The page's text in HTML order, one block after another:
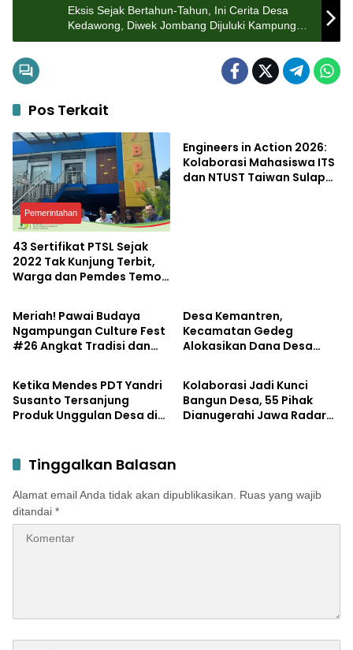
Eksis Sejak Bertahun-Tahun, Ini Cerita Desa
Kedawong, Diwek Jombang Dijuluki Kampung
Sentra Tape Ketan
Pos Terkait
Pemerintahan
43 Sertifikat PTSL Sejak
2022 Tak Kunjung Terbit,
Warga dan Pemdes Temon
Engineers in Action 2026:
Kolaborasi Mahasiswa ITS
dan NTUST Taiwan Sulap
Potensi
Meriah! Pawai Budaya
Ngampungan Culture Fest
#26 Angkat Tradisi dan
Desa Kemantren,
Kecamatan Gedeg
Alokasikan Dana Desa
Lifestyle
Ketika Mendes PDT Yandri
Susanto Tersanjung
Produk Unggulan Desa di
Kemendes
Pemerintahan
Kolaborasi Jadi Kunci
Bangun Desa, 55 Pihak
Dianugerahi Jawa Radar
Tinggalkan Balasan
Alamat email Anda tidak akan dipublikasikan.
Ruas yang wajib
ditandai *